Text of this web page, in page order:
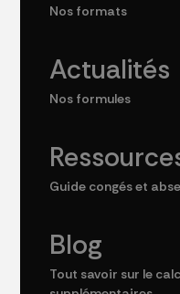
Nos formats
Actualités
Nos formules
Guide congés et
Blog
Tout savoir sur le